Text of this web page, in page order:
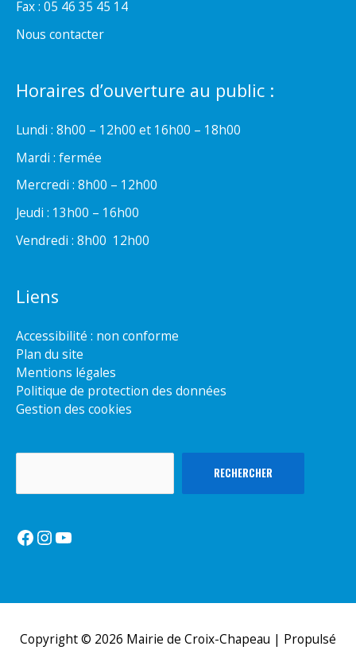
Fax : 05 46 35 45 14
Nous contacter
Horaires d’ouverture au public :
Lundi : 8h00 – 12h00 et 16h00 – 18h00
Mardi : fermée
Mercredi : 8h00 – 12h00
Jeudi : 13h00 – 16h00
Vendredi : 8h00  12h00
Liens
Accessibilité : non conforme
Plan du site
Mentions légales
Politique de protection des données
Gestion des cookies
RECHERCHER
Facebook
Instagram
YouTube
Copyright © 2026 Mairie de Croix-Chapeau | Propulsé